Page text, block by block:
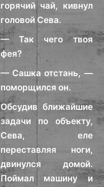
горячий чай, кивнул
головой Сева.
— Так чего твоя
фея?
— Сашка отстань, —
поморщился он.
Обсудив ближайшие
задачи по объекту,
Сева, еле
переставляя ноги,
двинулся домой.
Поймал машину и